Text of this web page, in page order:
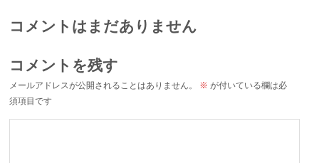
コメントはまだありません
コメントを残す
メールアドレスが公開されることはありません。 ※ が付いている欄は必
須項目です